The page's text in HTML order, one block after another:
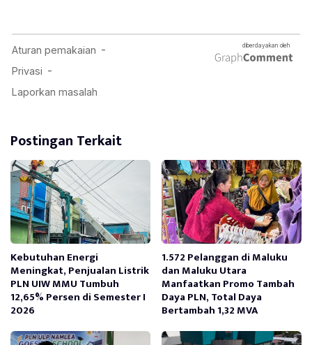
Postingan Terkait
Kebutuhan Energi
Meningkat, Penjualan Listrik
PLN UIW MMU Tumbuh
12,65% Persen di Semester I
2026
1.572 Pelanggan di Maluku
dan Maluku Utara
Manfaatkan Promo Tambah
Daya PLN, Total Daya
Bertambah 1,32 MVA